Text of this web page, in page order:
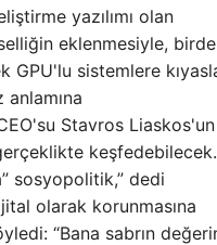
yazılımı olan
eklenmesiyle,
GPU'lu sistemlere
Stavros Liaskos'un
keşfedebilecek.
sosyopolitik,” dedi
olarak korunmasına
“Bana sabrın